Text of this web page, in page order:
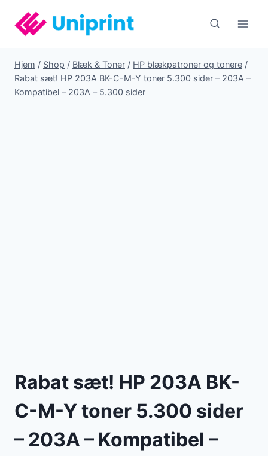
indhold
Hjem / Shop / Blæk & Toner / HP blækpatroner og tonere /
Rabat sæt! HP 203A BK-C-M-Y toner 5.300 sider – 203A –
Kompatibel – 203A – 5.300 sider
Rabat sæt! HP 203A BK-
C-M-Y toner 5.300 sider
– 203A – Kompatibel –